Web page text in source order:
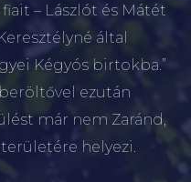
– Lászlót és Mátét
által
Kégyós birtokba.”
ezután
már nem Zaránd,
helyezi.